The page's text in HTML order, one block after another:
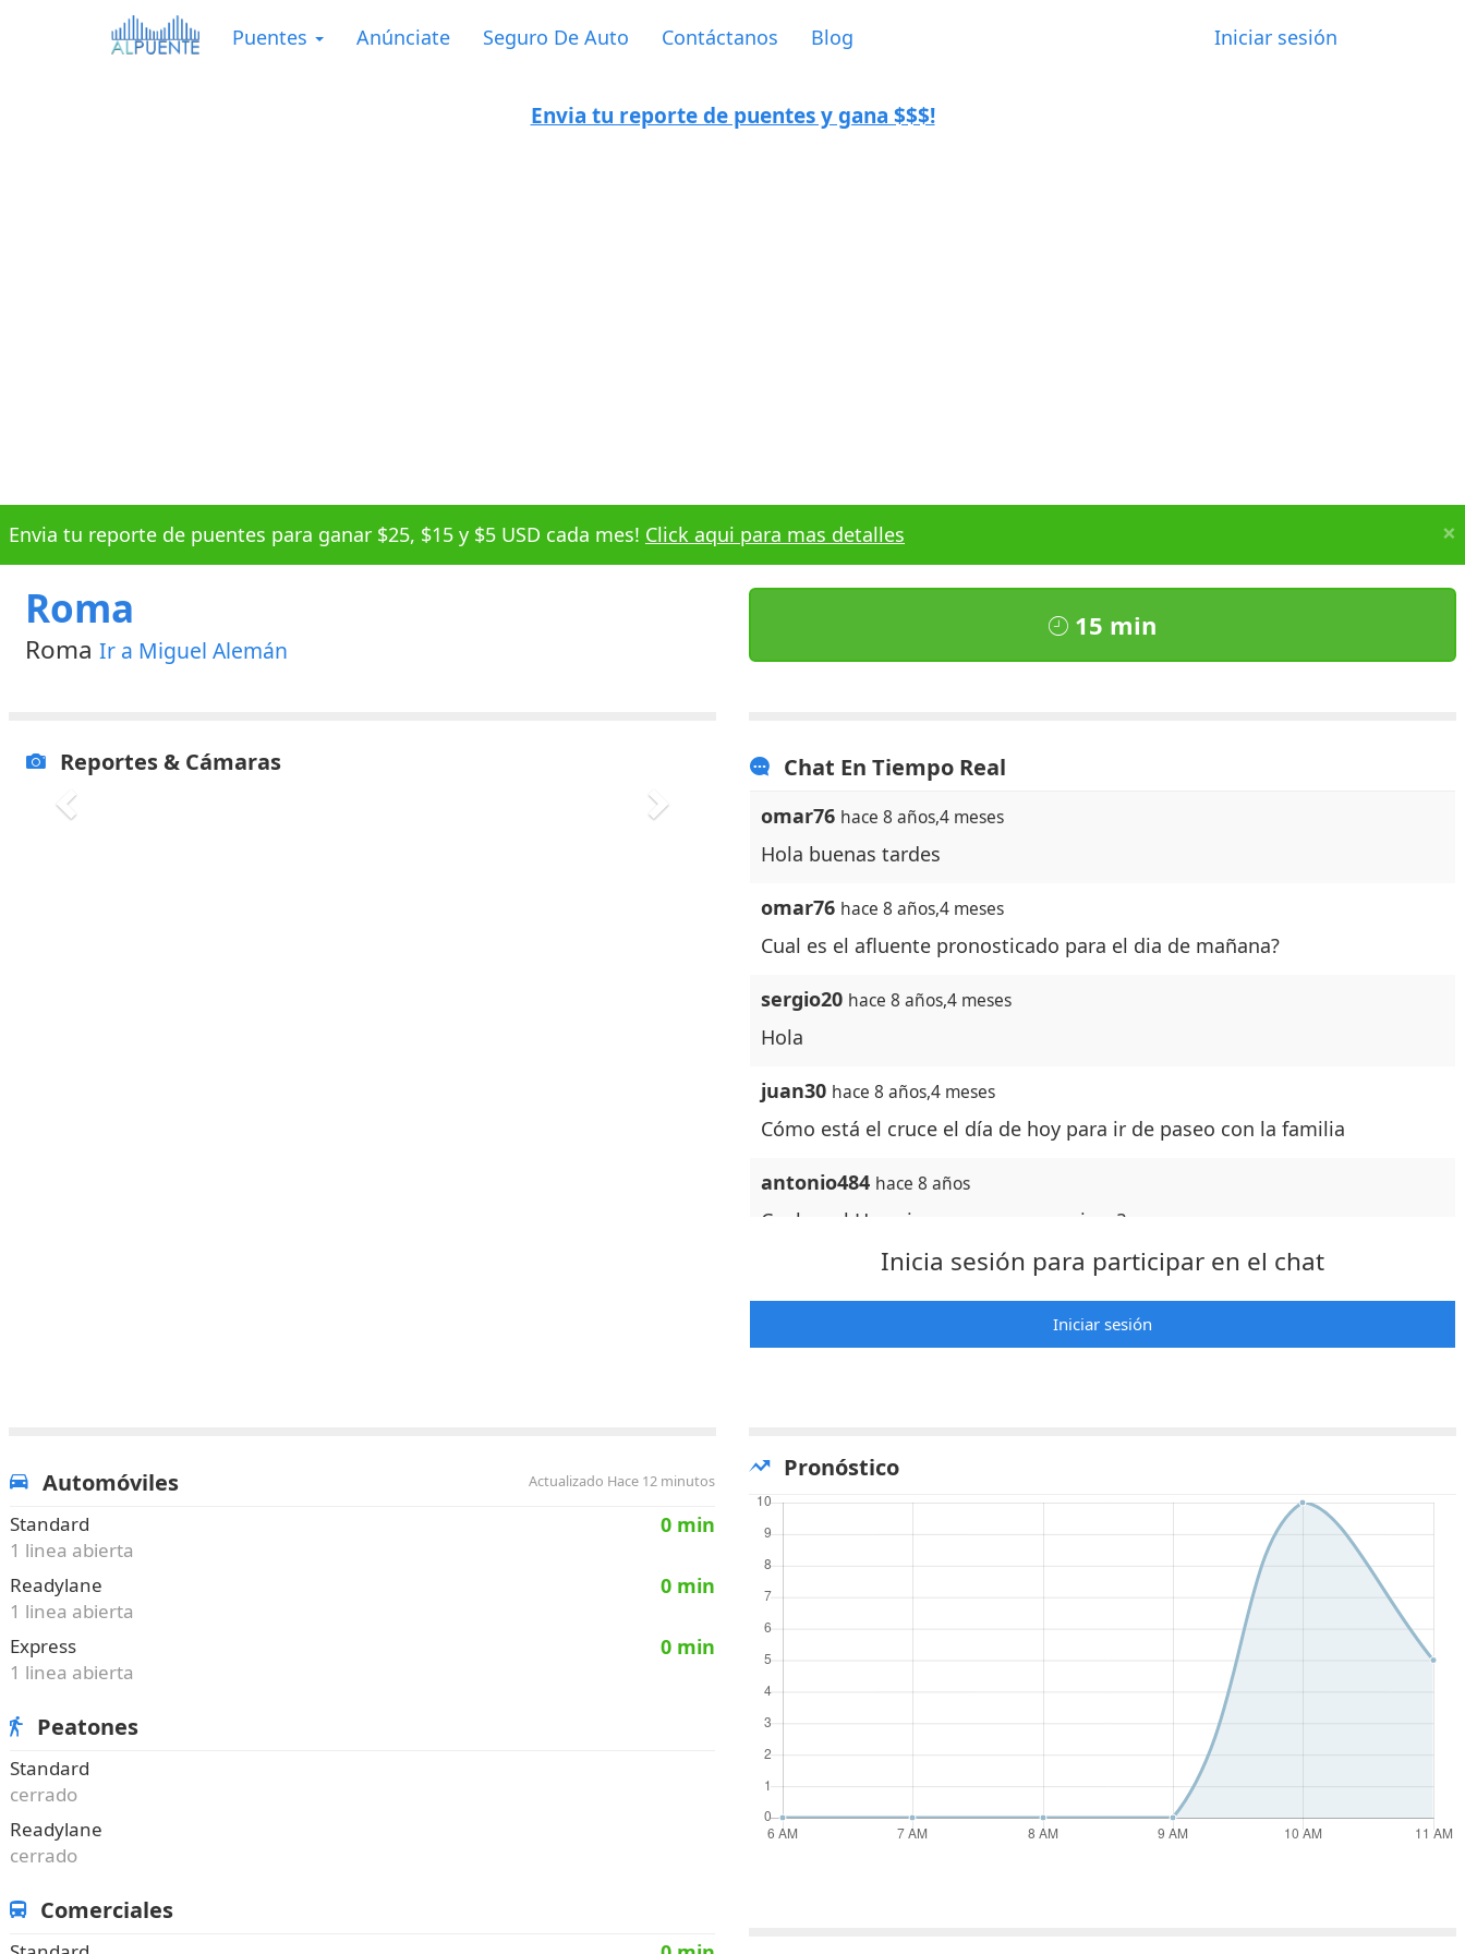
Puentes Anúnciate Seguro De Auto Contáctanos Blog Iniciar sesión
Envia tu reporte de puentes y gana $$$!
×
Envia tu reporte de puentes para ganar $25, $15 y $5 USD cada mes! Click aqui para mas detalles
Roma
Roma Ir a Miguel Alemán
15 min
Reportes & Cámaras Chat En Tiempo Real
omar76 hace 8 años,4 meses
Hola buenas tardes
omar76 hace 8 años,4 meses
Cual es el afluente pronosticado para el dia de mañana?
sergio20 hace 8 años,4 meses
Hola
juan30 hace 8 años,4 meses
Cómo está el cruce el día de hoy para ir de paseo con la familia
antonio484 hace 8 años
Cual es el Horario para sacar permisos?
RAltamirano hace 7 años,7 meses
Buenas tardes, podrian decirme el horario de permisos para el domingo
Erick89
Cuanto es el tiempo de fila para pasar?
Inicia sesión para participar en el chat
Iniciar sesión
Automóviles Actualizado Hace 12 minutos
Standard 0 min
1 linea abierta
Readylane
0 min
1 linea abierta
Express
0 min
1 linea abierta
Peatones
Standard
cerrado
Readylane
cerrado
Comerciales
Pronóstico